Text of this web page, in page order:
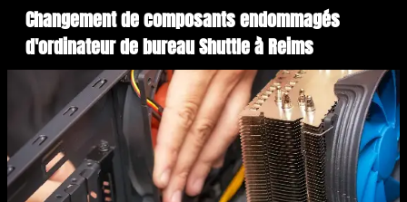
Changement de composants endommagés
d'ordinateur de bureau Shuttle à Reims